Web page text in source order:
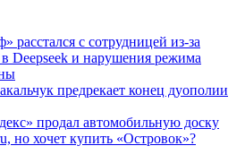
расстался с сотрудницей из-за
Deepseek и нарушения режима
предрекает конец дуополии
продал автомобильную доску
но хочет купить «Островок»?